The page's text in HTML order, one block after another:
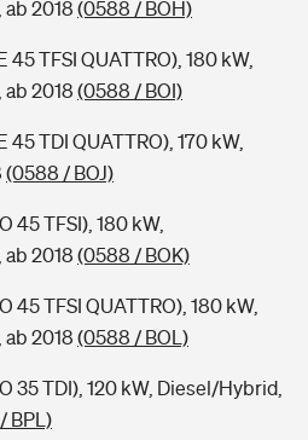
2018 (0588 / BOH)
45 TFSI QUATTRO), 180 kW,
2018 (0588 / BOI)
45 TDI QUATTRO), 170 kW,
(0588 / BOJ)
45 TFSI), 180 kW,
2018 (0588 / BOK)
45 TFSI QUATTRO), 180 kW,
2018 (0588 / BOL)
35 TDI), 120 kW, Diesel/Hybrid,
BPL)